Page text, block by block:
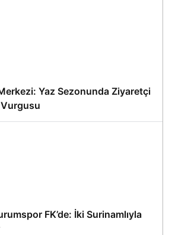
Yaz Sezonunda Ziyaretçi
Vurgusu
FK’de: İki Surinamlıyla